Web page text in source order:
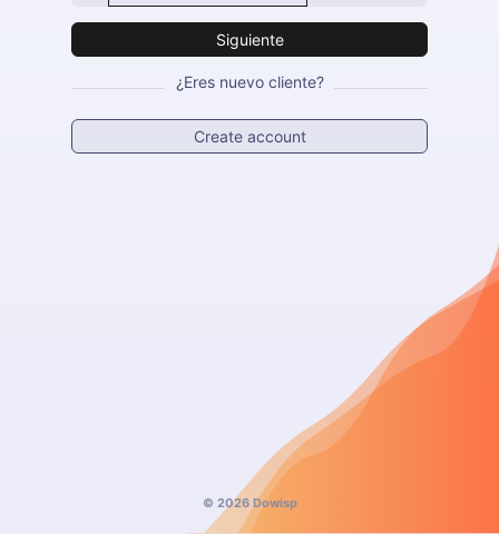
Siguiente
¿Eres nuevo cliente?
Create account
© 2026 Dowisp